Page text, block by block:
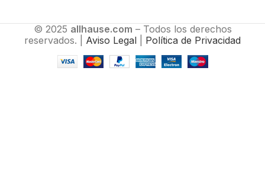
© 2025 allhause.com – Todos los derechos
reservados. | Aviso Legal Política de Privacidad